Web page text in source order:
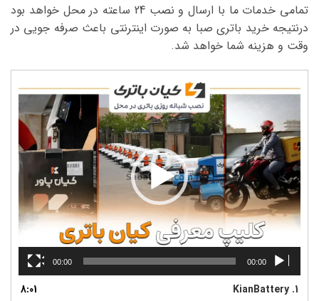
تمامی خدمات ما با ارسال و نصب 24 ساعته در محل خواهد بود
درنتیجه خرید باتری صبا به صورت اینترنتی باعث صرفه جویی در
وقت و هزینه شما خواهد شد.
نمایشگر
ویدیو
00:00
00:00
1.
KianBattery
8:01